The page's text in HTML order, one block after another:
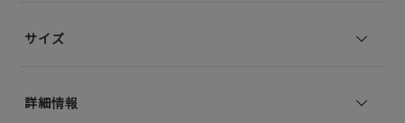
裏地の有無：なし
サイズ
詳細情報